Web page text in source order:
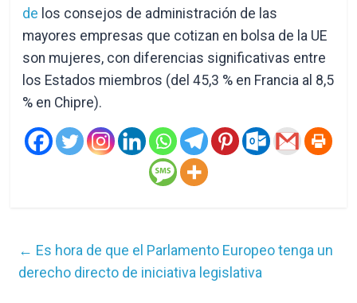
de los consejos de administración de las
mayores empresas que cotizan en bolsa de la UE
son mujeres, con diferencias significativas entre
los Estados miembros (del 45,3 % en Francia al 8,5
% en Chipre).
← Es hora de que el Parlamento Europeo tenga un
derecho directo de iniciativa legislativa